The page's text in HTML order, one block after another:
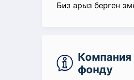
Биз арыз берген
фонду